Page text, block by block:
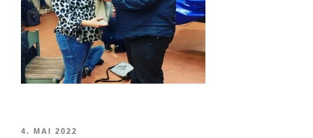
VERÖFFENTLICHT
4. MAI 2022